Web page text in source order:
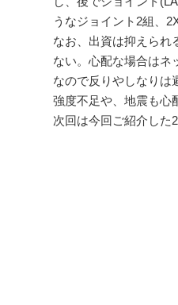
うなジョイント2組、
なお、出資は抑えられ
ない。心配な場合はネ
なので反りやしなりは
強度不足や、地震も心
次回は今回ご紹介した